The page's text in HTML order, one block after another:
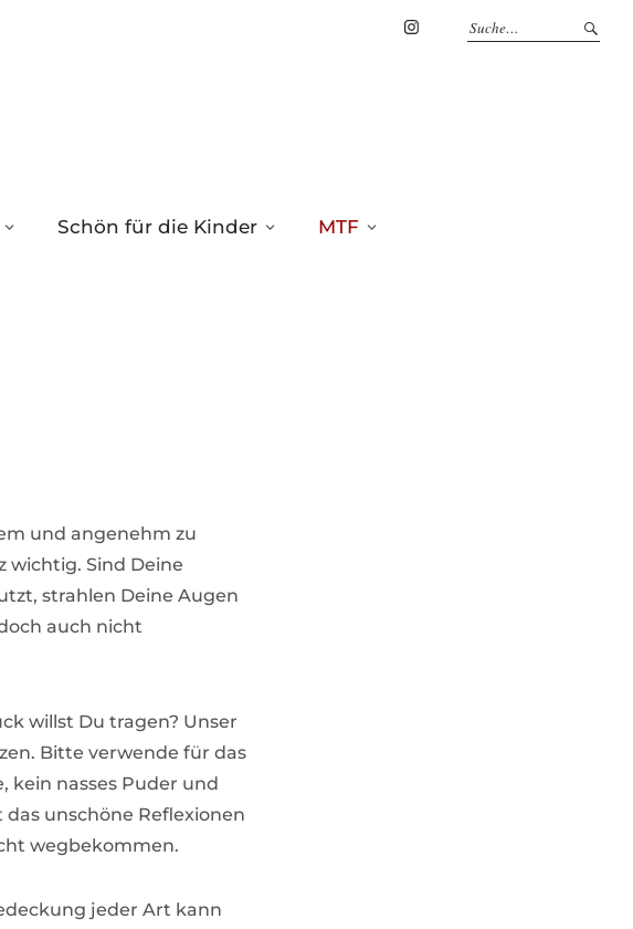
Schön für die Kinder MTF
und angenehm zu
wichtig. Sind Deine
strahlen Deine Augen
auch nicht
willst Du tragen? Unser
Bitte verwende für das
kein nasses Puder und
unschöne Reflexionen
wegbekommen.
jeder Art kann